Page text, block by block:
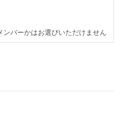
バーかはお選びいただけません